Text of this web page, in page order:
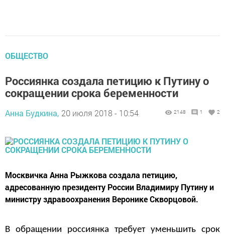
ОБЩЕСТВО
Россиянка создала петицию к Путину о
сокращении срока беременности
Анна Будкина, 20 июля 2018 - 10:54 2148 1 2
Москвичка Анна Рыжкова создала петицию,
адресованную президенту России Владимиру Путину и
министру здравоохранения Веронике Скворцовой.
В обращении россиянка требует уменьшить срок